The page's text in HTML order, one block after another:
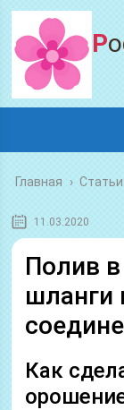
Главная › Статьи
11.03.2020
Полив
шланги
Как